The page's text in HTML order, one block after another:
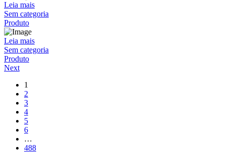
Leia mais
Sem categoria
Produto
Leia mais
Sem categoria
Produto
Next
1
2
3
4
5
6
…
488